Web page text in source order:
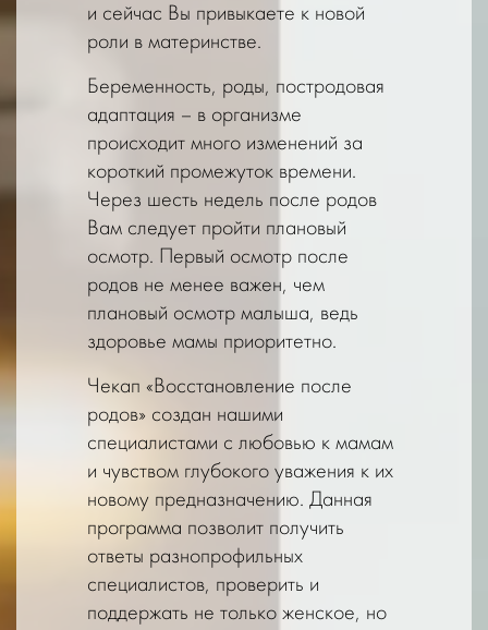
и сейчас Вы привыкаете к новой
роли в материнстве.
Беременность, роды, постродовая
адаптация – в организме
происходит много изменений за
короткий промежуток времени.
Через шесть недель после родов
Вам следует пройти плановый
осмотр. Первый осмотр после
родов не менее важен, чем
плановый осмотр малыша, ведь
здоровье мамы приоритетно.
Чекап «Восстановление после
родов» создан нашими
специалистами с любовью к мамам
и чувством глубокого уважения к их
новому предназначению. Данная
программа позволит получить
ответы разнопрофильных
специалистов, проверить и
поддержать не только женское, но